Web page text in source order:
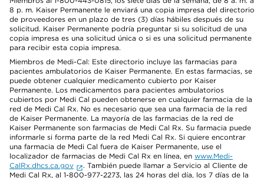
8 p. m. Kaiser Permanente le enviará una copia impresa del directorio
de proveedores en un plazo de tres (3) días hábiles después de su
solicitud. Kaiser Permanente podría preguntar si su solicitud de una
copia impresa es una solicitud única o si es una solicitud permanente
para recibir esta copia impresa.
Miembros de Medi-Cal: Este directorio incluye las farmacias para
pacientes ambulatorios de Kaiser Permanente. En estas farmacias, se
puede obtener cualquier medicamento cubierto por Kaiser
Permanente. Los medicamentos para pacientes ambulatorios
cubiertos por Medi Cal pueden obtenerse en cualquier farmacia de la
red de Medi Cal Rx. No es necesario que sea una farmacia de la red
de Kaiser Permanente. La mayoría de las farmacias de la red de
Kaiser Permanente son farmacias de Medi Cal Rx. Su farmacia puede
informarle si forma parte de la red Medi Cal Rx. Si quiere encontrar
una farmacia de Medi Cal fuera de Kaiser Permanente, use el
localizador de farmacias de Medi Cal Rx en línea, en www.Medi-
CalRx.dhcs.ca.gov
. También puede llamar a Servicio al Cliente de
Medi Cal Rx, al 1-800-977-2273, las 24 horas del día, los 7 días de la